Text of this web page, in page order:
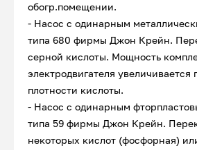
обогр.помещении.
- Насос с одинарным
типа 680 фирмы Джон Крейн.
серной кислоты. Мощность
электродвигателя
плотности кислоты.
- Насос с одинарным
типа 59 фирмы Джон Крейн.
некоторых кислот (фосфорная)